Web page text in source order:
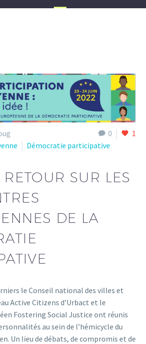
0 1
Démocratie participative
RETOUR SUR LES
DE LA
le Conseil national des villes et
Active Citizens d’Urbact et le
Fostering Social Justice ont réunis
au sein de l’hémicycle du
Un lieu de débats, de compromis et de